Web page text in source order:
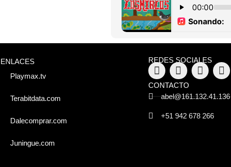
ENLACES
Playmax.tv
Terabitdata.com
Dalecomprar.com
Juningue.com
REDES SOCIALES
CONTACTO
abel@161.132.41.136
+51 942 678 266